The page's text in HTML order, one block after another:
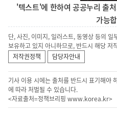
'텍스트'에 한하여 공공누리 출
가능
단, 사진, 이미지, 일러스트, 동영상 등의
보유하고 있지 아니하므로, 반드시 해당 저
저작권정책
담당자안내
기사 이용 시에는 출처를 반드시 표기해야
에 따라 처벌될 수 있습니다.
<자료출처=정책브리핑 www.korea.kr>